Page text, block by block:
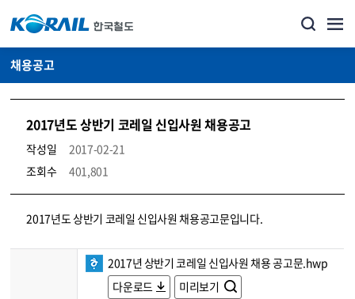
채용공고
2017년도 상반기 코레일 신입사원 채용공고
작성일
2017-02-21
조회수
401,801
코레일소개_경영공시_채용공고 상세보기 – 내용, 파일, 담당자 연락처로 구성
2017년도 상반기 코레일 신입사원 채용공고문입니다.
2017년 상반기 코레일 신입사원 채용 공고문.hwp
다운로드
미리보기